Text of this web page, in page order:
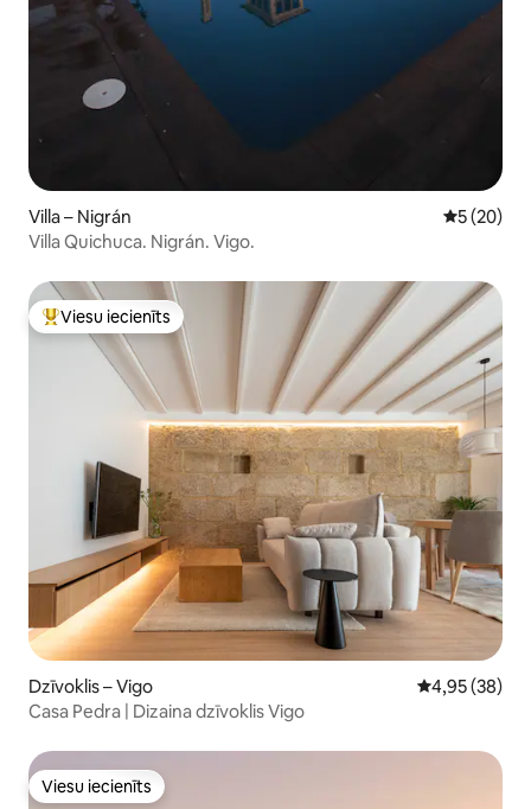
Villa – Nigrán Vidējais
5 (20)
Villa Quichuca. Nigrán. Vigo.
Populārs viesu iecienīts mājoklis
Viesu iecienīts
Dzīvoklis – Vigo Vidējais
4,95 (38)
Casa Pedra | Dizaina dzīvoklis Vigo
Viesu iecienīts
Viesu iecienīts